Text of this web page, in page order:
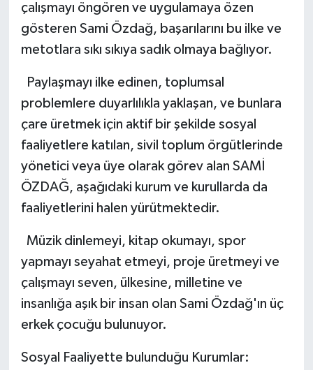
çalışmayı öngören ve uygulamaya özen
gösteren Sami Özdağ, başarılarını bu ilke ve
metotlara sıkı sıkıya sadık olmaya bağlıyor.
Paylaşmayı ilke edinen, toplumsal
problemlere duyarlılıkla yaklaşan, ve bunlara
çare üretmek için aktif bir şekilde sosyal
faaliyetlere katılan, sivil toplum örgütlerinde
yönetici veya üye olarak görev alan SAMİ
ÖZDAĞ, aşağıdaki kurum ve kurullarda da
faaliyetlerini halen yürütmektedir.
Müzik dinlemeyi, kitap okumayı, spor
yapmayı seyahat etmeyi, proje üretmeyi ve
çalışmayı seven, ülkesine, milletine ve
insanlığa aşık bir insan olan Sami Özdağ'ın üç
erkek çocuğu bulunuyor.
Sosyal Faaliyette bulunduğu Kurumlar: